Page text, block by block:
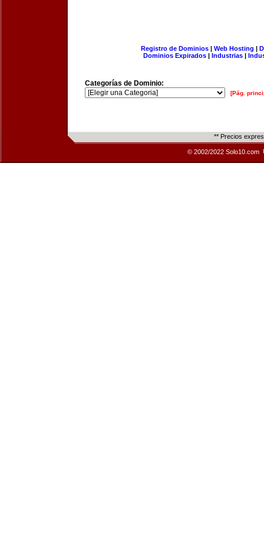
Registro de Dominios| Web Hosting |
Dominios Expirados | Industrias |
Categorías de Dominio:
[Pág.
** Precios
© 2002/2022 Solo10.com